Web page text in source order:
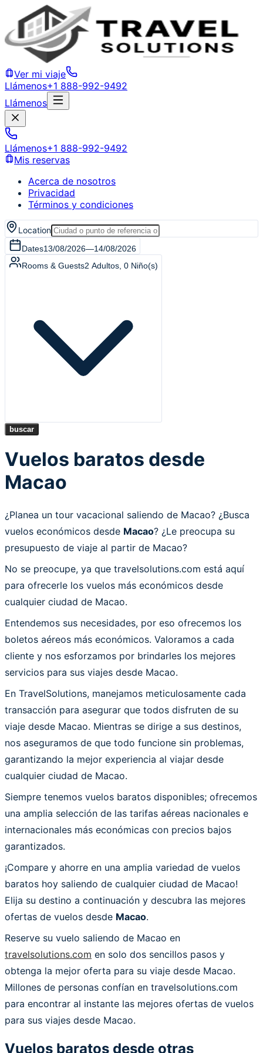
Ver mi viaje
Llámenos+1 888-992-9492
Llámenos
Llámenos+1 888-992-9492
Mis reservas
Acerca de nosotros
Privacidad
Términos y condiciones
Location
Dates13/08/2026—14/08/2026
Rooms & Guests2 Adultos 0 Niño(s)
buscar
Vuelos baratos desde
Macao
¿Planea un tour vacacional saliendo de Macao? ¿Busca
vuelos económicos desde Macao? ¿Le preocupa su
presupuesto de viaje al partir de Macao?
No se preocupe, ya que travelsolutions.com está aquí
para ofrecerle los vuelos más económicos desde
cualquier ciudad de Macao.
Entendemos sus necesidades, por eso ofrecemos los
boletos aéreos más económicos. Valoramos a cada
cliente y nos esforzamos por brindarles los mejores
servicios para sus viajes desde Macao.
En TravelSolutions, manejamos meticulosamente cada
transacción para asegurar que todos disfruten de su
viaje desde Macao. Mientras se dirige a sus destinos,
nos aseguramos de que todo funcione sin problemas,
garantizando la mejor experiencia al viajar desde
cualquier ciudad de Macao.
Siempre tenemos vuelos baratos disponibles; ofrecemos
una amplia selección de las tarifas aéreas nacionales e
internacionales más económicas con precios bajos
garantizados.
¡Compare y ahorre en una amplia variedad de vuelos
baratos hoy saliendo de cualquier ciudad de Macao!
Elija su destino a continuación y descubra las mejores
ofertas de vuelos desde Macao.
Reserve su vuelo saliendo de Macao en
travelsolutions.com en solo dos sencillos pasos y
obtenga la mejor oferta para su viaje desde Macao.
Millones de personas confían en travelsolutions.com
para encontrar al instante las mejores ofertas de vuelos
para sus viajes desde Macao.
Vuelos baratos desde otras